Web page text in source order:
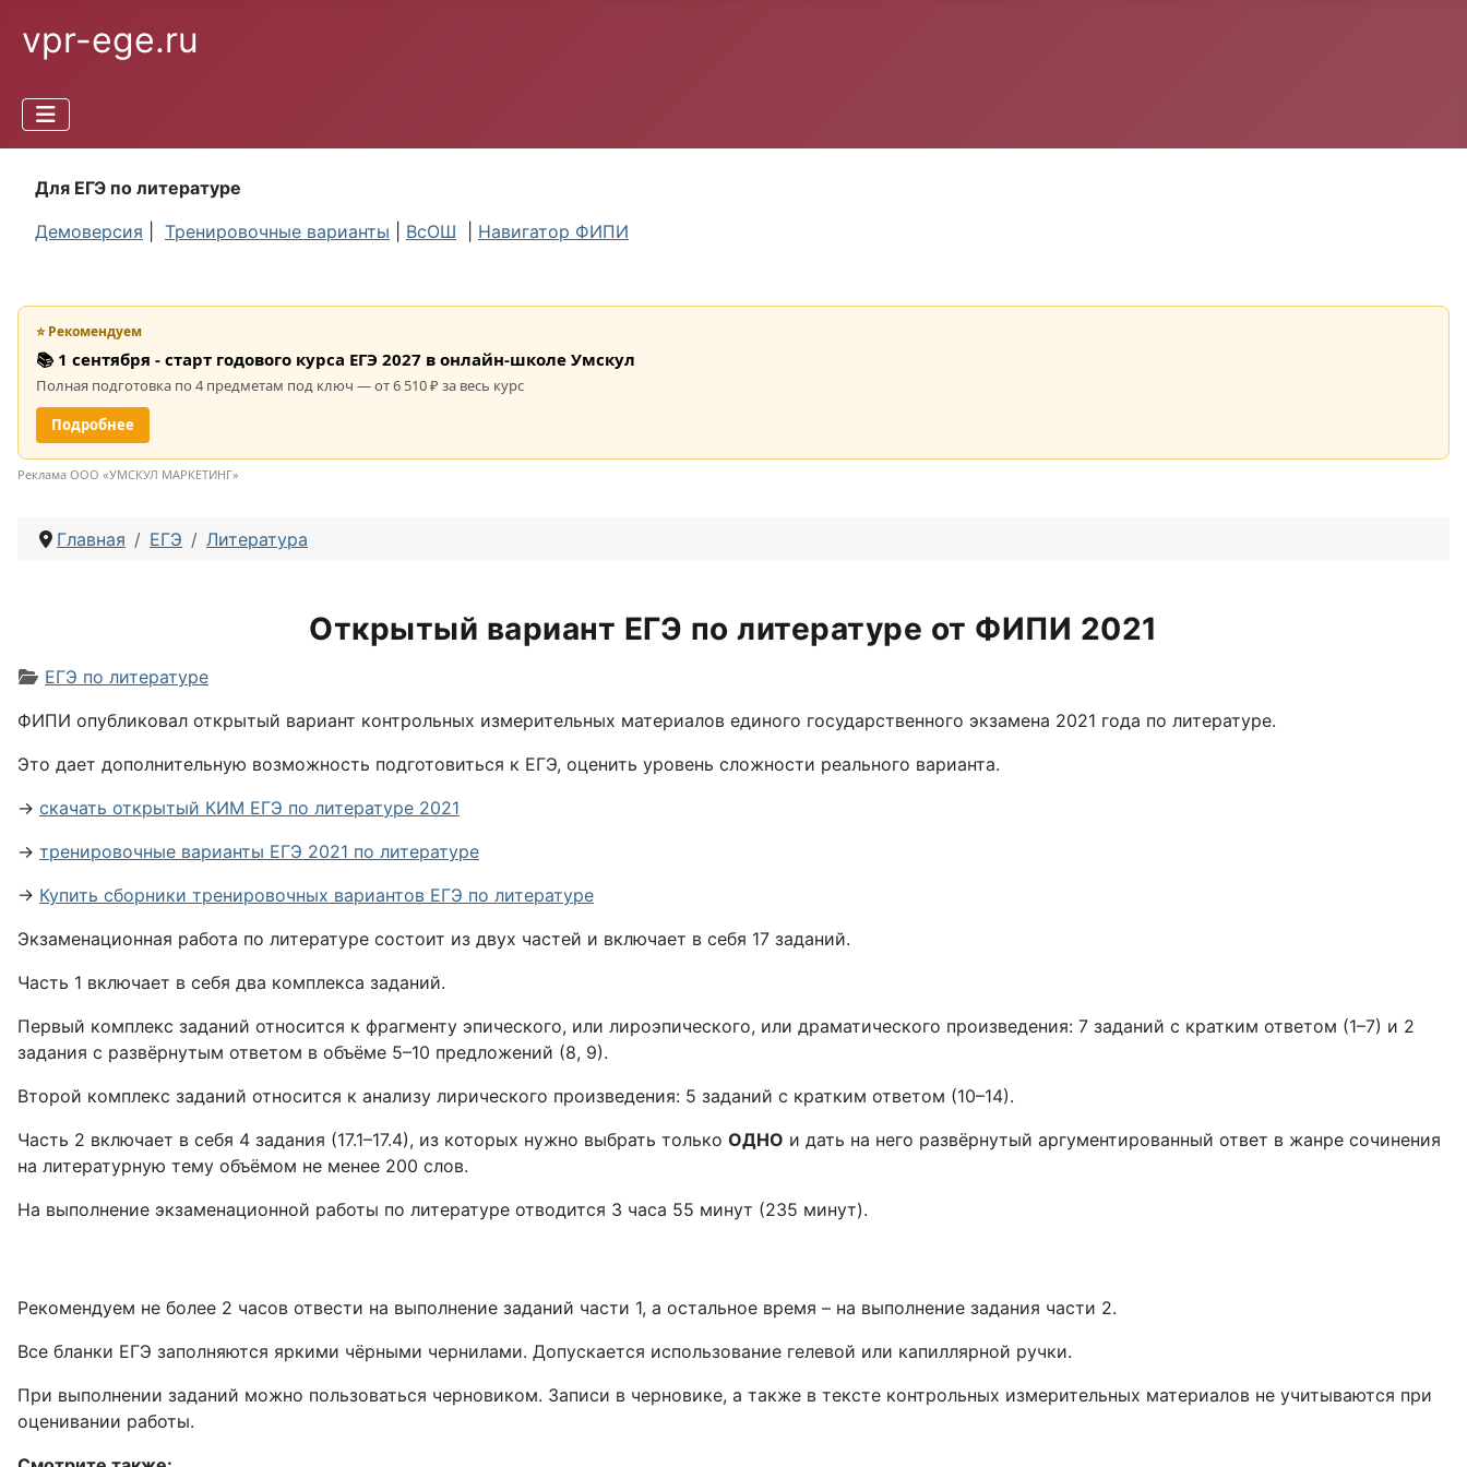
vpr-ege.ru
Для ЕГЭ по литературе
Демоверсия
Тренировочные варианты ВсОШ Навигатор ФИПИ
⭐ Рекомендуем
📚 1 сентября - старт годового курса ЕГЭ 2027 в онлайн-школе Умскул
Полная подготовка по 4 предметам под ключ — от 6 510 ₽ за весь курс
Подробнее
Реклама ООО «УМСКУЛ МАРКЕТИНГ»
Главная ЕГЭ Литература
Открытый вариант ЕГЭ по литературе от ФИПИ 2021
Информация о материале
ЕГЭ по литературе
ФИПИ опубликовал открытый вариант контрольных измерительных материалов единого государственного экзамена 2021 года по литературе.
Это дает дополнительную возможность подготовиться к ЕГЭ, оценить уровень сложности реального варианта.
→ скачать открытый КИМ ЕГЭ по литературе 2021
→ тренировочные варианты ЕГЭ 2021 по литературе
→ Купить сборники тренировочных вариантов ЕГЭ по литературе
Экзаменационная работа по литературе состоит из двух частей и включает в себя 17 заданий.
Часть 1 включает в себя два комплекса заданий.
Первый комплекс заданий относится к фрагменту эпического, или лироэпического, или драматического произведения: 7 заданий с кратким ответом (1–7) и 2
задания с развёрнутым ответом в объёме 5–10 предложений (8, 9).
Второй комплекс заданий относится к анализу лирического произведения: 5 заданий с кратким ответом (10–14).
Часть 2 включает в себя 4 задания (17.1–17.4), из которых нужно выбрать только ОДНО и дать на него развёрнутый аргументированный ответ в жанре сочинения
на литературную тему объёмом не менее 200 слов.
На выполнение экзаменационной работы по литературе отводится 3 часа 55 минут (235 минут).
Рекомендуем не более 2 часов отвести на выполнение заданий части 1, а остальное время – на выполнение задания части 2.
Все бланки ЕГЭ заполняются яркими чёрными чернилами. Допускается использование гелевой или капиллярной ручки.
При выполнении заданий можно пользоваться черновиком. Записи в черновике, а также в тексте контрольных измерительных материалов не учитываются при
оценивании работы.